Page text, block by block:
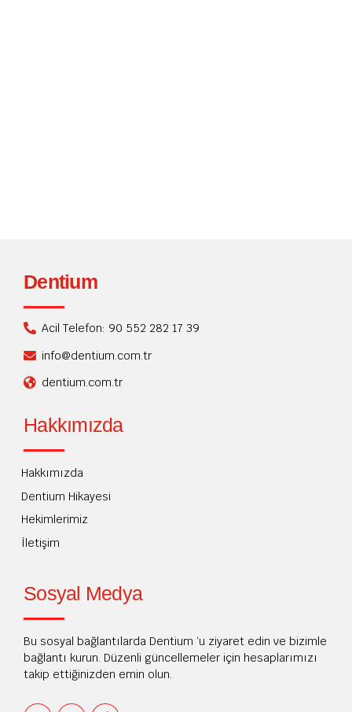
Dentium
Acil Telefon: 90 552 282 17 39
info@dentium.com.tr
dentium.com.tr
Hakkımızda
Hakkımızda
Dentium Hikayesi
Hekimlerimiz
İletişim
Sosyal Medya
Bu sosyal bağlantılarda Dentium ‘u ziyaret edin ve bizimle
bağlantı kurun. Düzenli güncellemeler için hesaplarımızı
takip ettiğinizden emin olun.